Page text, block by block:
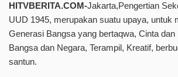
HITVBERITA.COM-Jakarta,Pengertian
UUD 1945, merupakan suatu upaya, untuk
Generasi Bangsa yang bertaqwa, Cinta dan
Bangsa dan Negara, Terampil, Kreatif,
santun.